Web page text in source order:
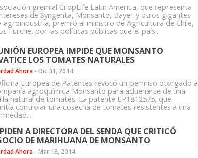
gremial CropLife Latin America, que representa
de Syngenta, Monsanto, Bayer y otros gigantes
agroindustria, premió al ministro de Agricultura de Chile,
Furche, por las políticas públicas que el país...
EUROPEA IMPIDE QUE MONSANTO
LOS TOMATES NATURALES
Ahora - Dic 31, 2014
Europea de Patentes revocó un permiso otorgado a
agroquímica Monsanto para adueñarse de una
natural de tomates. La patente EP1812575, que
controlar una cosecha de tomates resistentes a una
A DIRECTORA DEL SENDA QUE CRITICÓ
DE MARIHUANA DE MONSANTO
Ahora - Mar 18, 2014